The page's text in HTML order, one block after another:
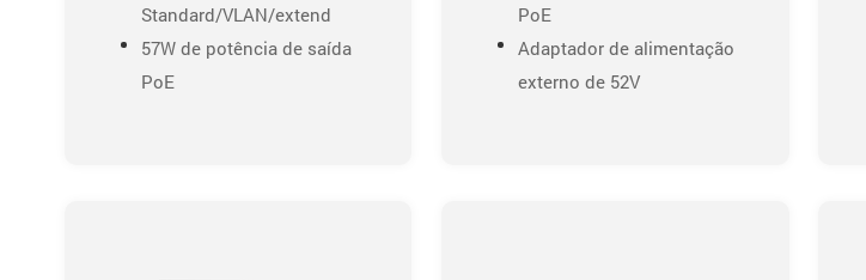
Standard/VLAN/extend
57W de potência de saída
PoE
PoE
Adaptador de alimentação
externo de 52V